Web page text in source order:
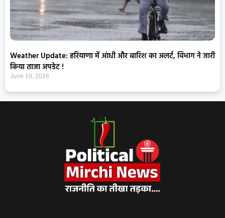
Weather Update: हरियाणा में आंधी और बारिश का अलर्ट, विभाग ने जारी
किया ताजा अपडेट !
June 18, 2026